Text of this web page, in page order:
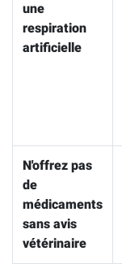
une
respiration
artificielle
N'offrez pas
de
médicaments
sans avis
vétérinaire